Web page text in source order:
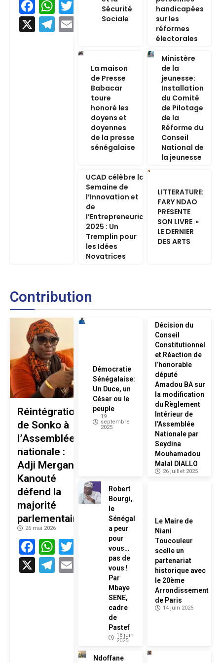
Facebook
WhatsApp
Twitter
X
Telegram
Email
Sécurité
Sociale
handicapées
sur les
réformes
électorales
La maison
de Presse
Babacar
toure
honoré les
doyens et
doyennes
de la presse
sénégalaise
Ministère
de la
jeunesse:
Installation
du Comité
de Pilotage
de la
Réforme du
Conseil
National de
la jeunesse
UCAD célèbre la
Semaine de
l’Innovation et
de
l’Entrepreneuriat
2025 : Un
Tremplin pour
les Idées
Novatrices
LITTERATURE:
FARY NDAO
PRESENTE
SON LIVRE »
LE DERNIER
DES ARTS
Contribution
Réintégration
de Sonko à
l’Assemblée
nationale :
Adji Mergane
Kanouté
défend la
majorité
parlementaire
26 mai 2026
Facebook
WhatsApp
Twitter
X
Telegram
Email
Démocratie
Sénégalaise:
Un Duce, un
César ou le
peuple
19
septembre
2025
Décision du
Conseil
Constitutionnel
et Réaction de
l’honorable
député
Amadou BA sur
la modification
du Règlement
Intérieur de
l’Assemblée
Nationale par
Seydina
Mouhamadou
Malal DIALLO
26 juillet 2025
Robert
Bourgi,
le
Sénégal
a peur
pour
vous…
pas de
vous !
Par
Mbaye
SENE,
cadre
de
Pastef
18 juin
2025
Le Maire de
Niani
Toucouleur
scelle un
partenariat
historique avec
le 20ème
Arrondissement
de Paris
14 juin 2025
Ndoffane